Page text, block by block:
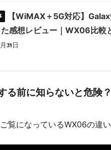
【WiMAX＋5G対応】
感想レビュー｜WX06比較
31日
前に知らないと危険
覧になっているWX06の違い